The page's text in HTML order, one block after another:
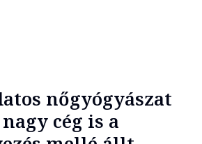
nőgyógyászat
cég is a